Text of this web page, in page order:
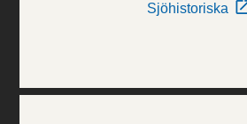
Sjöhistoriska